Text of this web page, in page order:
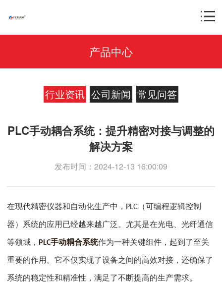
产品中心
行业资讯 公司新闻 常见问答
PLC手动耦合系统：提升精密对接与调整的
解决方案
发布时间：2024-12-13 16:00:09
在现代精密仪器和自动化生产中， PLC （可编程逻辑控制
器）系统的应用已经越来越广泛。尤其是在光电、光纤通信
等领域， PLC手动耦合系统作为一种关键组件，起到了至关
重要的作用。它不仅实现了设备之间的高效对接，还确保了
系统的稳定性和精准性，满足了不断提高的生产需求。